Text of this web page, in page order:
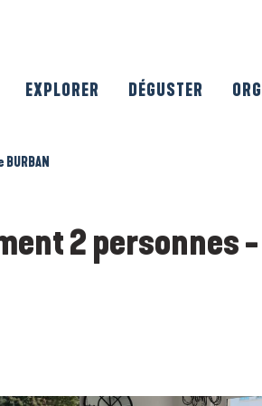
EXPLORER DÉGUSTER
2 personnes